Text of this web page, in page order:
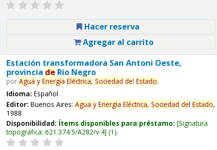
Hacer reserva
Agregar al carrito
Estación transformadora San Antoni Oeste,
provincia deRío Negro
por Agua y Energía Eléctrica, Sociedad del Estado.
Idioma: Español
Editor: Buenos Aires: Agua y Energía Eléctrica, Sociedad del Estado,
1988
Disponibilidad: Ítems disponibles para préstamo: Signatura
topográfica: 621.374.5/A282/v.4 (1).